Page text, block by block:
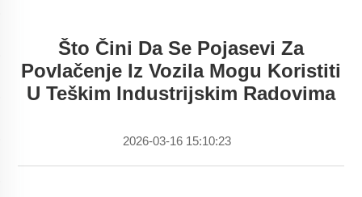
Što Čini Da Se Pojasevi Za
Povlačenje Iz Vozila Mogu Koristiti
U Teškim Industrijskim Radovima
2026-03-16 15:10:23